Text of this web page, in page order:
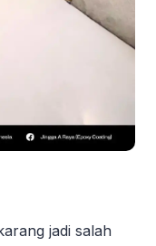
jadi salah